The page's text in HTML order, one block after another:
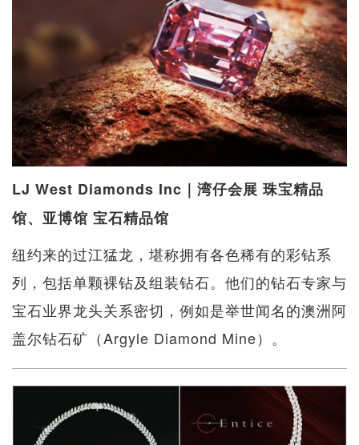
LJ West Diamonds Inc｜湾仔会展 珠宝精品
馆、亚博馆 宝石精品馆
纽约来的过江猛龙，堪称拥有各色稀有的彩钻系
列，包括单颗裸钻及组装钻石。他们的钻石专家与
宝石业界龙头关系密切，例如是举世闻名的澳洲阿
盖尔钻石矿（Argyle Diamond Mine）。